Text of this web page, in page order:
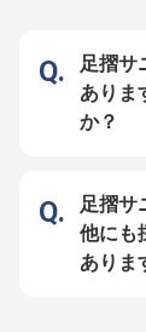
活かせる職場です！ ーー【あなた
の成長を全力サポート
環境とキャリアパス】
て料理長候補または調
のシフト制で、メリハ
いの方は連続出勤日の
料）で生活面もサポー
度や65歳までの再雇用
長く安心して働ける環
ます。 ※2025年09月08
足摺サ
ありま
か？
足摺サ
他にも
ありま